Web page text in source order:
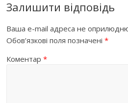
Залишити відповідь
Ваша e-mail адреса не
Обов’язкові поля позначені*
Коментар*